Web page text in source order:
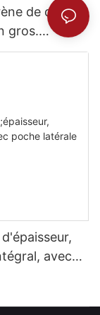
de qualité
gros.
avec